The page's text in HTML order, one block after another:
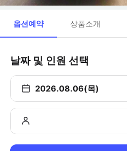
옵션예약 상품소개
날짜 및 인원 선택
2026.08.06(목)